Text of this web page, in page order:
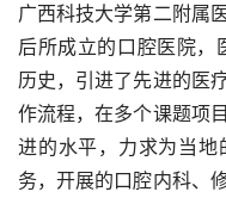
广西科技大学第二附属
后所成立的口腔医院，
历史，引进了先进的医
作流程，在多个课题项
进的水平，力求为当地
务，开展的口腔内科、